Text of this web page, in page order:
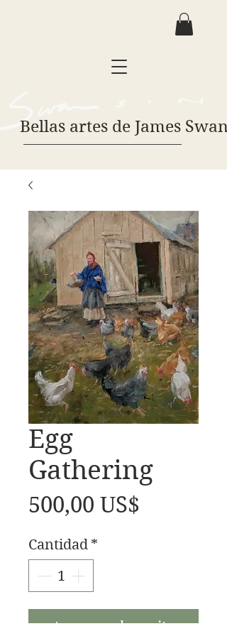
Bellas artes de James
Egg
Gathering
500,00 US$
Cantidad *
Agregar al carrito